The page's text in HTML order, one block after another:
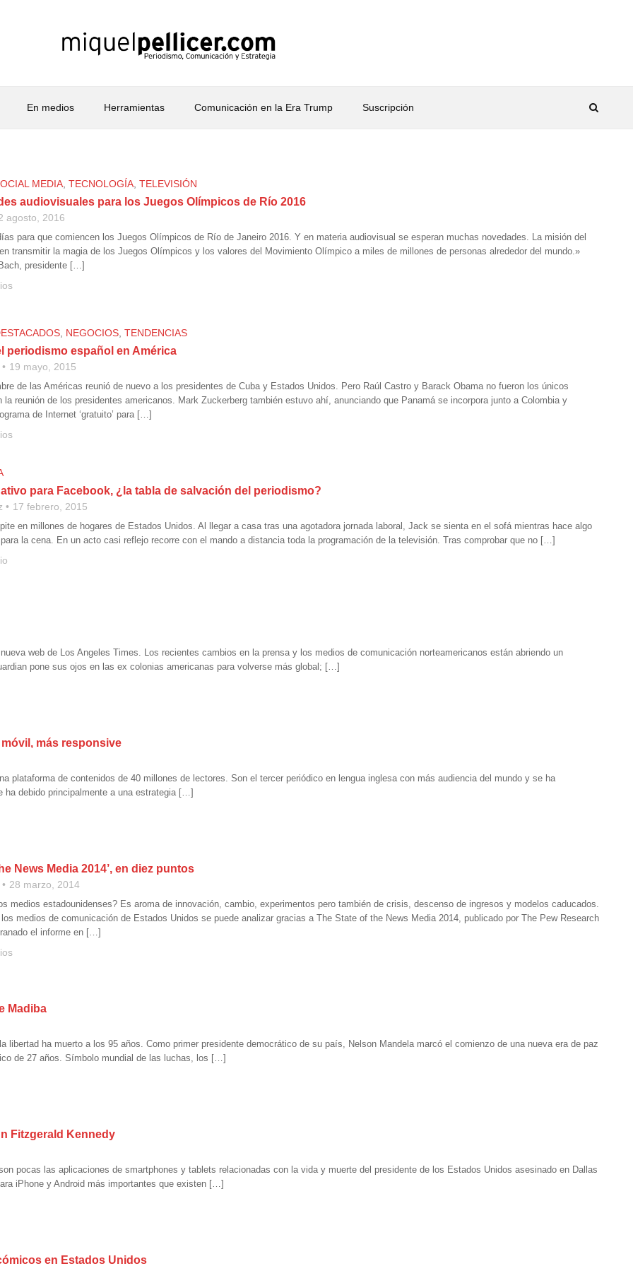
En medios Herramientas Comunicación en la Era Trump Suscripción
MEDIA TECNOLOGÍA TELEVISIÓN
audiovisuales para los Juegos Olímpicos de Río 2016
agosto, 2016
para que comiencen los Juegos Olímpicos de Río de Janeiro 2016. Y en materia audiovisual se esperan muchas novedades. La misión del
transmitir la magia de los Juegos Olímpicos y los valores del Movimiento Olímpico a miles de millones de personas alrededor del mundo.»
presidente […]
, NEGOCIOS, TENDENCIAS
periodismo español en América
19 mayo, 2015
de las Américas reunió de nuevo a los presidentes de Cuba y Estados Unidos. Pero Raúl Castro y Barack Obama no fueron los únicos
la reunión de los presidentes americanos. Mark Zuckerberg también estuvo ahí, anunciando que Panamá se incorpora junto a Colombia y
de Internet ‘gratuito’ para […]
para Facebook, ¿la tabla de salvación del periodismo?
17 febrero, 2015
en millones de hogares de Estados Unidos. Al llegar a casa tras una agotadora jornada laboral, Jack se sienta en el sofá mientras hace algo
la cena. En un acto casi reflejo recorre con el mando a distancia toda la programación de la televisión. Tras comprobar que no […]
web de Los Angeles Times. Los recientes cambios en la prensa y los medios de comunicación norteamericanos están abriendo un
pone sus ojos en las ex colonias americanas para volverse más global; […]
más responsive
plataforma de contenidos de 40 millones de lectores. Son el tercer periódico en lengua inglesa con más audiencia del mundo y se ha
ha debido principalmente a una estrategia […]
News Media 2014’, en diez puntos
28 marzo, 2014
medios estadounidenses? Es aroma de innovación, cambio, experimentos pero también de crisis, descenso de ingresos y modelos caducados.
los medios de comunicación de Estados Unidos se puede analizar gracias a The State of the News Media 2014, publicado por The Pew Research
el informe en […]
Madiba
ha muerto a los 95 años. Como primer presidente democrático de su país, Nelson Mandela marcó el comienzo de una nueva era de paz
de 27 años. Símbolo mundial de las luchas, los […]
Fitzgerald Kennedy
pocas las aplicaciones de smartphones y tablets relacionadas con la vida y muerte del presidente de los Estados Unidos asesinado en Dallas
iPhone y Android más importantes que existen […]
en Estados Unidos